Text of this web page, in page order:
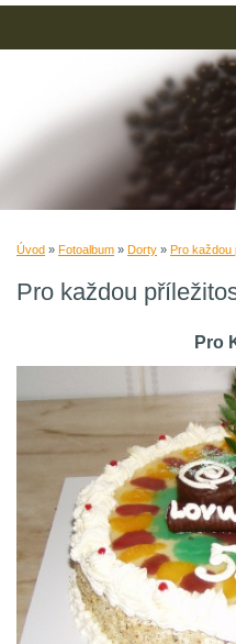
Úvod » Fotoalbum » Dorty » Pro každou
Pro každou
Pro